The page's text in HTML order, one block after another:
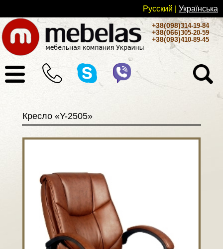
Русский Українськa
+38(098)314-19-84
+38(066)305-20-59
+38(093)410-89-45
Кресло «Y-2505»